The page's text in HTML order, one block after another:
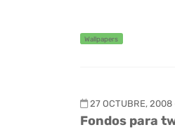
Wallpapers
27 OCTUBRE,
Fondos para